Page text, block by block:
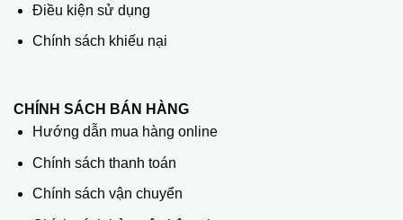
Điều kiện sử dụng
Chính sách khiếu nại
CHÍNH SÁCH BÁN HÀNG
Hướng dẫn mua hàng online
Chính sách thanh toán
Chính sách vận chuyển